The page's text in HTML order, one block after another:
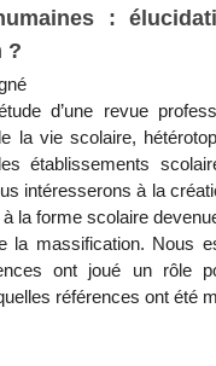
:
?
d’une revue
la vie scolaire,
établissements
intéresserons à la
la forme scolaire
la massification. Nous
ont joué un rôle
références ont été